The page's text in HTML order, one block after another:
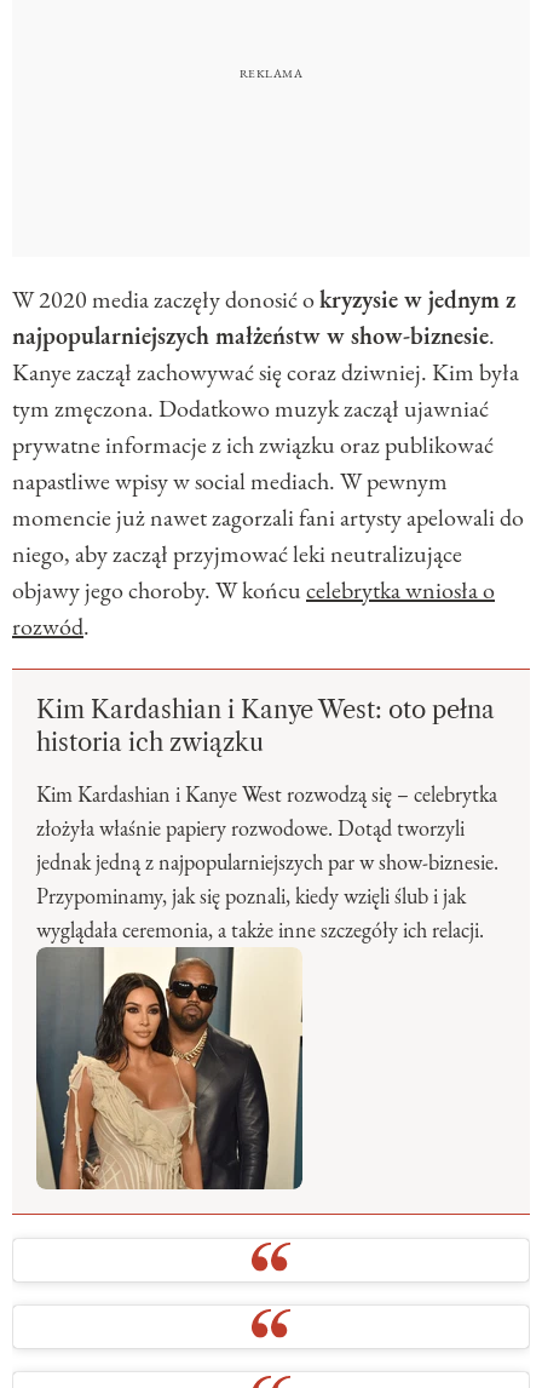
W 2020 media zaczęły donosić okryzysie w jednym z
najpopularniejszych małżeństw w show-biznesie.
Kanye zaczął zachowywać się coraz dziwniej. Kim była
tym zmęczona. Dodatkowo muzyk zaczął ujawniać
prywatne informacje z ich związku oraz publikować
napastliwe wpisy w social mediach. W pewnym
momencie już nawet zagorzali fani artysty apelowali do
niego, aby zaczął przyjmować leki neutralizujące
objawy jego choroby. W końcucelebrytka wniosła o
rozwód.
Kim Kardashian i Kanye West: oto pełna
historia ich związku
Kim Kardashian i Kanye West rozwodzą się – celebrytka
złożyła właśnie papiery rozwodowe. Dotąd tworzyli
jednak jedną z najpopularniejszych par w show-biznesie.
Przypominamy, jak się poznali, kiedy wzięli ślub i jak
wyglądała ceremonia, a także inne szczegóły ich relacji.